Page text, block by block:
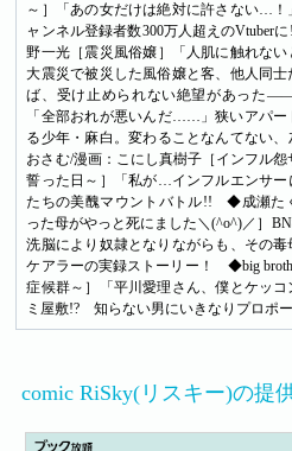
～］「あの女だけは絶対に許さない…
ャンネル登録者数300万人超えの
野一光［震災風俗嬢］「人肌に触れな
大震災で被災した風俗嬢と客、他人同
ば、受け止められない絶望があった
「全部おれが悪いんだ……」狭いアパ
る少年・麻白。変わることなんてな
おさむ/漫画：こにし真樹子［インフル
誓った日～］「私が…インフルエンサ
たちの美醜マウントバトル!! ◆成瀬た
った母がやっと死にました＼(^o^)／］
洗脳により奴隷となりながらも、その
ケアラーの実録ストーリー！ ◆big
症候群～］「平川愛理さん、僕とケッ
ミ屋敷!? 知らない男にいきなりプロポ
comic RiSky(リスキー)の提